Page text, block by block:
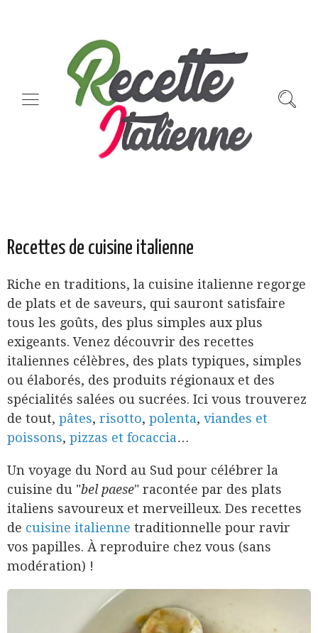
Recettes de cuisine italienne
Riche en traditions, la cuisine italienne regorge
de plats et de saveurs, qui sauront satisfaire
tous les goûts, des plus simples aux plus
exigeants. Venez découvrir des recettes
italiennes célèbres, des plats typiques, simples
ou élaborés, des produits régionaux et des
spécialités salées ou sucrées. Ici vous trouverez
de tout, pâtes, risotto, polenta, viandes et
poissons, pizzas et focaccia…
Un voyage du Nord au Sud pour célébrer la
cuisine du "bel paese" racontée par des plats
italiens savoureux et merveilleux. Des recettes
de cuisine italienne traditionnelle pour ravir
vos papilles. À reproduire chez vous (sans
modération) !